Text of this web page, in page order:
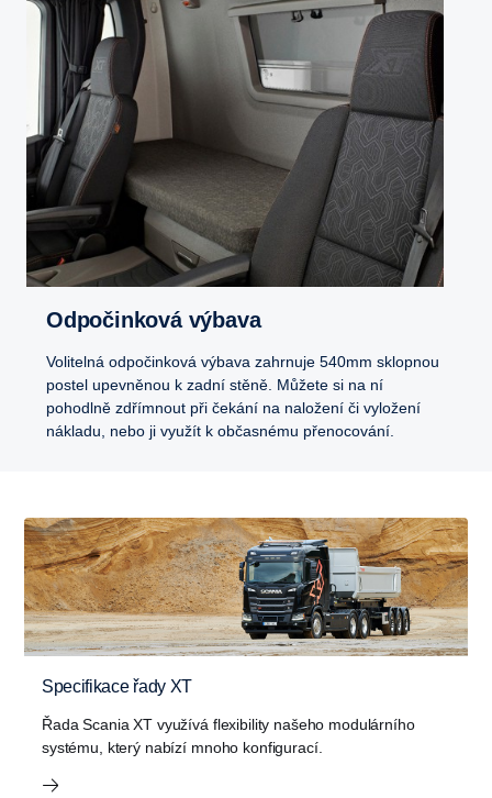
Odpočinková výbava
Volitelná odpočinková výbava zahrnuje 540mm sklopnou
postel upevněnou k zadní stěně. Můžete si na ní
pohodlně zdřímnout při čekání na naložení či vyložení
nákladu, nebo ji využít k občasnému přenocování.
Specifikace řady XT
Řada Scania XT využívá flexibility našeho modulárního
systému, který nabízí mnoho konfigurací.